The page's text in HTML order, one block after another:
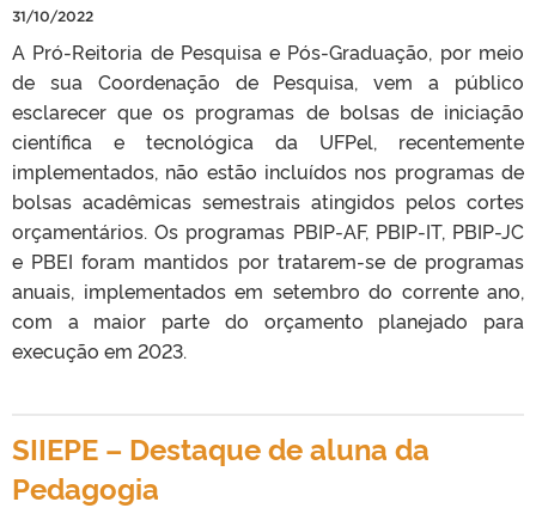
31/10/2022
A Pró-Reitoria de Pesquisa e Pós-Graduação, por meio
de sua Coordenação de Pesquisa, vem a público
esclarecer que os programas de bolsas de iniciação
científica e tecnológica da UFPel, recentemente
implementados, não estão incluídos nos programas de
bolsas acadêmicas semestrais atingidos pelos cortes
orçamentários. Os programas PBIP-AF, PBIP-IT, PBIP-JC
e PBEI foram mantidos por tratarem-se de programas
anuais, implementados em setembro do corrente ano,
com a maior parte do orçamento planejado para
execução em 2023.
SIIEPE – Destaque de aluna da
Pedagogia